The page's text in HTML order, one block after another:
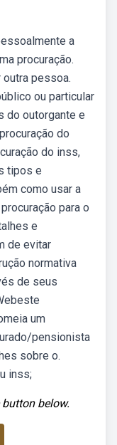
a
procuração.
pessoa.
ou particular
do outorgante e
do
do inss,
tipos e
como usar a
para o
e
de evitar
normativa
de seus
um
pensionista
sobre o.
inss;
below.